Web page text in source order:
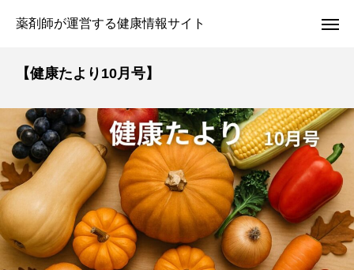
薬剤師が運営する健康情報サイト
【健康たより10月号】